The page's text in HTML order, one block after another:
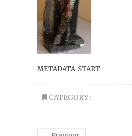
METADATA-START
CATEGORY :